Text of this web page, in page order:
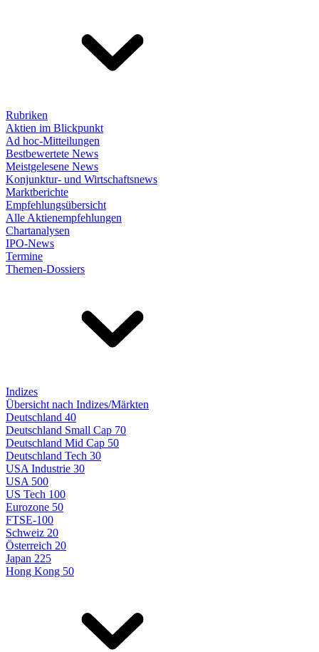
Rubriken
Aktien im Blickpunkt
Ad hoc-Mitteilungen
Bestbewertete News
Meistgelesene News
Konjunktur- und Wirtschaftsnews
Marktberichte
Empfehlungsübersicht
Alle Aktienempfehlungen
Chartanalysen
IPO-News
Termine
Themen-Dossiers
Indizes
Übersicht nach Indizes/Märkten
Deutschland 40
Deutschland Small Cap 70
Deutschland Mid Cap 50
Deutschland Tech 30
USA Industrie 30
USA 500
US Tech 100
Eurozone 50
FTSE-100
Schweiz 20
Österreich 20
Japan 225
Hong Kong 50